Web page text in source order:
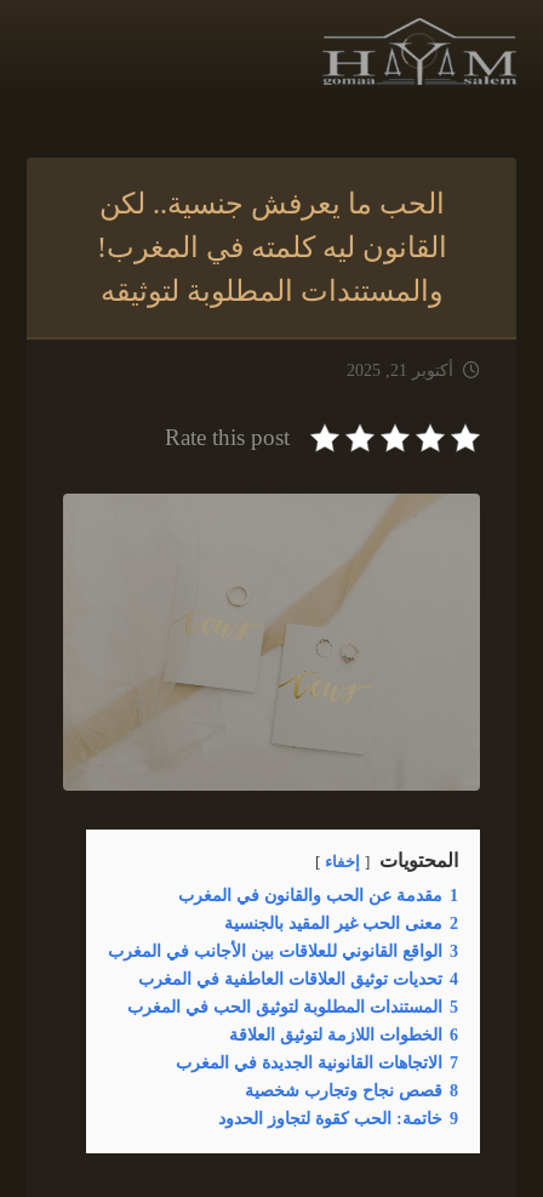
الحب ما يعرفش جنسية.. لكن
القانون ليه كلمته في المغرب!
والمستندات المطلوبة لتوثيقه
أكتوبر 21, 2025
Rate this post
المحتويات إخفاء
1 مقدمة عن الحب والقانون في المغرب
2 معنى الحب غير المقيد بالجنسية
3
الواقع القانوني للعلاقات بين الأجانب في المغرب
4 تحديات توثيق العلاقات العاطفية في المغرب
5
المستندات المطلوبة لتوثيق الحب في المغرب
6
الخطوات اللازمة لتوثيق العلاقة
7
الاتجاهات القانونية الجديدة في المغرب
8 قصص نجاح وتجارب شخصية
9 خاتمة: الحب كقوة لتجاوز الحدود